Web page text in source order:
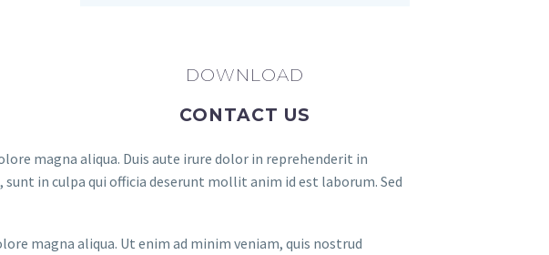
DOWNLOAD
CONTACT US
magna aliqua. Duis aute irure dolor in reprehenderit in
in culpa qui officia deserunt mollit anim id est laborum. Sed
magna aliqua. Ut enim ad minim veniam, quis nostrud